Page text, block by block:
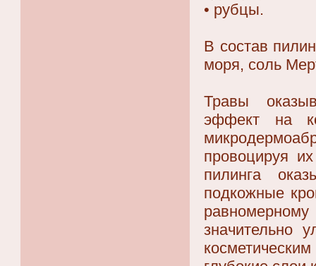
• рубцы.
В состав
моря, соль
Травы
эффект на
провоцируя
пилинга
подкожные
значительно